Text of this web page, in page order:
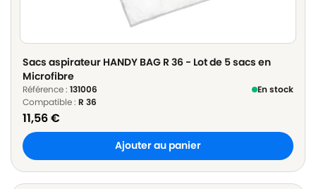
Sacs aspirateur HANDY BAG R 36 - Lot de 5 sacs en
Microfibre
Référence : 131006
En stock
Compatible : R 36
11,56€
Ajouter au panier